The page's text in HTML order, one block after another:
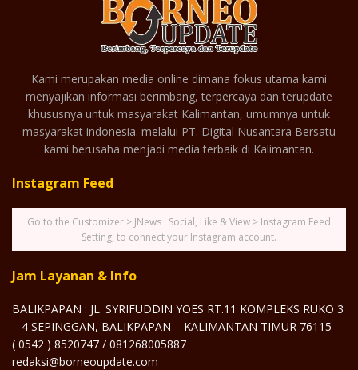
Kami merupakan media online dimana fokus utama kami
menyajikan informasi berimbang, terpercaya dan terupdate
khususnya untuk masyarakat Kalimantan, umumnya untuk
masyarakat indonesia. melalui PT. Digital Nusantara Bersatu
kami berusaha menjadi media terbaik di Kalimantan.
Instagram Feed
Go to the Customizer > JNews : Social, Like & View > Instagram Feed
Setting, to connect your Instagram account.
Jam Layanan & Info
BALIKPAPAN : JL. SYRIFUDDIN YOES RT.11 KOMPLEKS RUKO 3
– 4 SEPINGGAN, BALIKPAPAN – KALIMANTAN TIMUR 76115
( 0542 ) 8520747 / 081268005887
redaksi@borneoupdate.com